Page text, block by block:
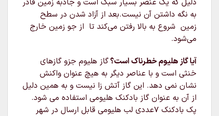
دلیل که یک عنصر بسیار سبک است و جاذبه زمین قادر
به نگه داشتن آن نیست.بعد از آزاد شدن در سطح
زمین شروع به بالا رفتن می‌کند تا از جو زمین خارج
می‌شود.
آیا گاز هلیوم خطرناک است؟گاز هلیوم جزو گازهای
خنثی است و با عناصر دیگر به هیچ عنوان واکنش
نشان نمی دهد. این گاز آتش زا نیست و به همین دلیل
از آن به عنوان گاز بادکنک هلیومی استفاده می شود.
پک بادکنک 7عددی لب هلیومی قابل ارسال در شهر